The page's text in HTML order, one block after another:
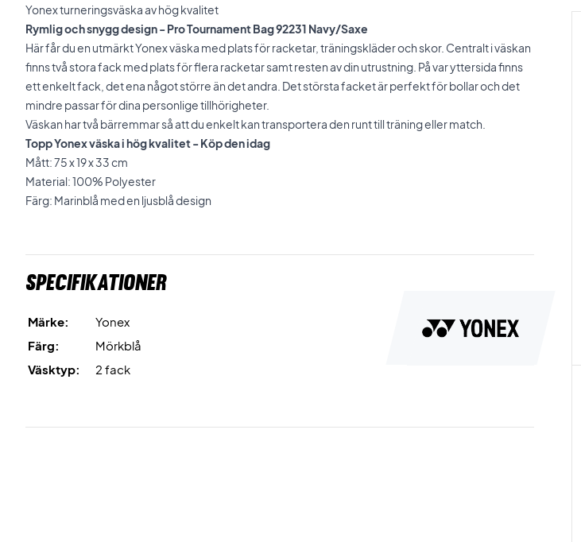
Yonex turneringsväska av hög kvalitet
Rymlig och snygg design - Pro Tournament Bag 92231 Navy/Saxe
Här får du en utmärkt Yonex väska med plats för racketar, träningskläder och skor. Centralt i väskan
finns två stora fack med plats för flera racketar samt resten av din utrustning. På var yttersida finns
ett enkelt fack, det ena något större än det andra. Det största facket är perfekt för bollar och det
mindre passar för dina personlige tillhörigheter.
Väskan har två bärremmar så att du enkelt kan transportera den runt till träning eller match.
Topp Yonex väska i hög kvalitet - Köp den idag
Mått: 75 x 19 x 33 cm
Material: 100% Polyester
Färg: Marinblå med en ljusblå design
Specifikationer
Märke:
Yonex
Färg:
Mörkblå
Väsktyp:
2 fack